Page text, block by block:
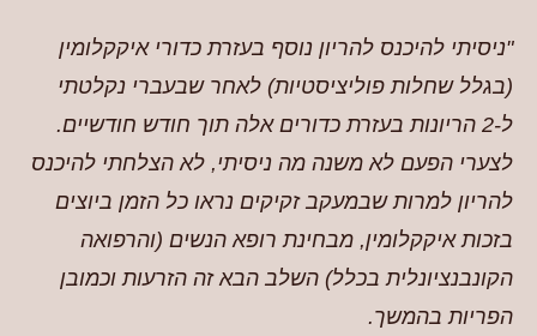
"ניסיתי להיכנס להריון נוסף בעזרת כדורי איקקלומין
(בגלל שחלות פוליציסטיות) לאחר שבעברי נקלטתי
ל-2 הריונות בעזרת כדורים אלה תוך חודש חודשיים.
לצערי הפעם לא משנה מה ניסיתי, לא הצלחתי להיכנס
להריון למרות שבמעקב זקיקים נראו כל הזמן ביוצים
בזכות איקקלומין, מבחינת רופא הנשים (והרפואה
הקונבנציונלית בכלל) השלב הבא זה הזרעות וכמובן
הפריות בהמשך.